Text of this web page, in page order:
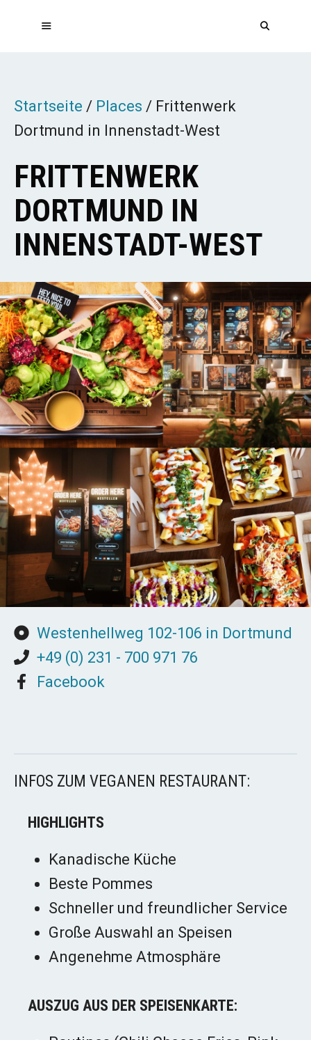
Startseite / Places / Frittenwerk
Dortmund in Innenstadt-West
FRITTENWERK
DORTMUND IN
INNENSTADT-WEST
Westenhellweg 102-106 in Dortmund
+49 (0) 231 - 700 971 76
Facebook
INFOS ZUM VEGANEN RESTAURANT:
HIGHLIGHTS
Kanadische Küche
Beste Pommes
Schneller und freundlicher Service
Große Auswahl an Speisen
Angenehme Atmosphäre
AUSZUG AUS DER SPEISENKARTE: